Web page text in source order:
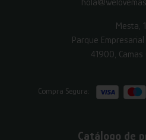
Mesta,
Parque
41900, Camas
Compra Segura:
Catálogo de